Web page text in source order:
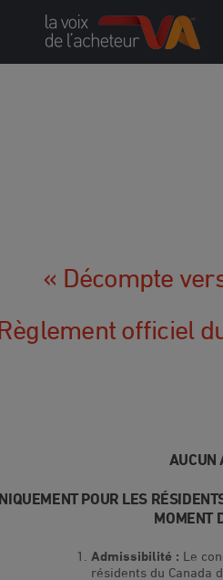
« Décompte
officiel
AUCUN
POUR LES
MOMENT
Admissibilité : Le
résidents du Canada